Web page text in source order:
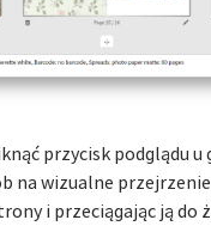
przycisk podglądu
na wizualne
i przeciągając ją do